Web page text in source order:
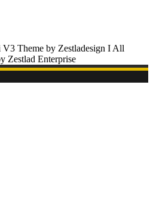
Theme by Zestladesign I All
Zestlad Enterprise